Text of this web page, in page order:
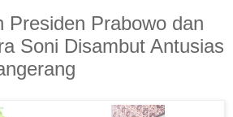
Presiden Prabowo dan
Soni Disambut Antusias